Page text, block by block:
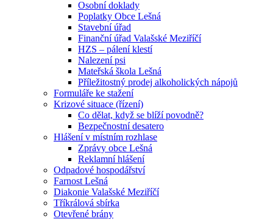
Osobní doklady
Poplatky Obce Lešná
Stavební úřad
Finanční úřad Valašské Meziříčí
HZS – pálení klestí
Nalezení psi
Mateřská škola Lešná
Příležitostný prodej alkoholických nápojů
Formuláře ke stažení
Krizové situace (řízení)
Co dělat, když se blíží povodně?
Bezpečnostní desatero
Hlášení v místním rozhlase
Zprávy obce Lešná
Reklamní hlášení
Odpadové hospodářství
Farnost Lešná
Diakonie Valašské Meziříčí
Tříkrálová sbírka
Otevřené brány